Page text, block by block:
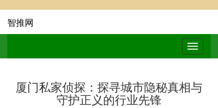
智推网
厦门私家侦探：探寻城市隐秘真相与
守护正义的行业先锋